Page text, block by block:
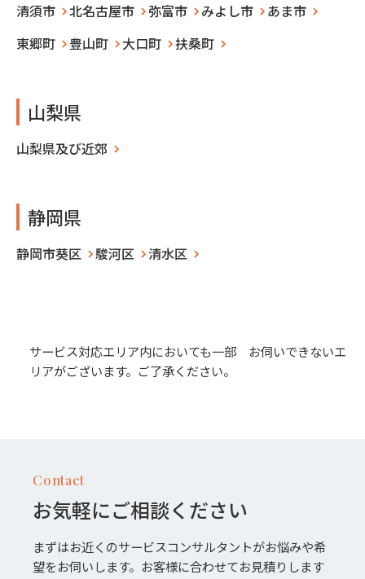
清須市
北名古屋市 弥富市 みよし市
あま市
東郷町
豊山町 大口町 扶桑町
山梨県
山梨県及び近郊
静岡県
静岡市葵区 駿河区 清水区
サービス対応エリア内においても一部 お伺いできないエ
リアがございます。ご了承ください。
Contact
お気軽にご相談ください
まずはお近くのサービスコンサルタントがお悩みや希
望をお伺いします。お客様に合わせてお見積りします